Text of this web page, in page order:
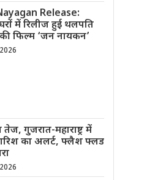
Release:
में रिलीज हुई थलपति
फिल्म ‘जन नायकन’
गुजरात-महाराष्ट्र में
का अलर्ट, फ्लैश फ्लड